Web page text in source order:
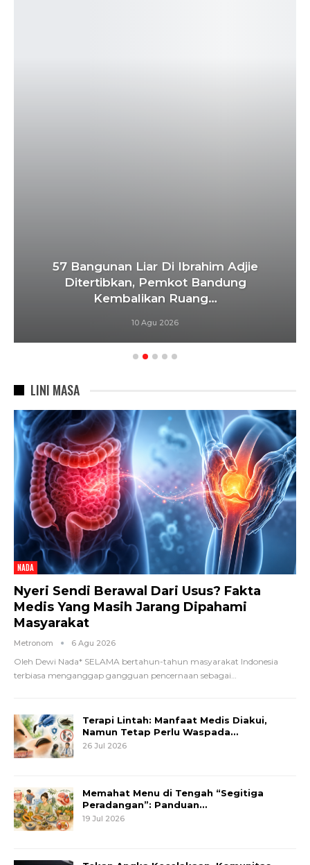
57 Bangunan Liar Di Ibrahim Adjie
Ditertibkan, Pemkot Bandung
Kembalikan Ruang…
10 Agu 2026
LINI MASA
NADA
Nyeri Sendi Berawal Dari Usus? Fakta
Medis Yang Masih Jarang Dipahami
Masyarakat
Metronom 6 Agu 2026
Oleh Dewi Nada* SELAMA bertahun-tahun masyarakat Indonesia
terbiasa menganggap gangguan pencernaan sebagai
Terapi Lintah: Manfaat Medis Diakui,
Namun Tetap Perlu Waspada…
26 Jul 2026
Memahat Menu di Tengah “Segitiga
Peradangan”: Panduan…
19 Jul 2026